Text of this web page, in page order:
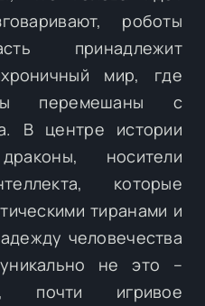
роботы
принадлежит
мир, где
перемешаны с
В центре истории
носители
которые
тиранами и
человечества
не это –
почти игривое